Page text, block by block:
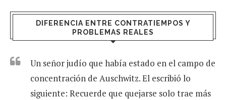
DIFERENCIA ENTRE CONTRATIEMPOS Y
PROBLEMAS REALES
Un señor judío que había estado en el campo de
concentración de Auschwitz. El escribió lo
siguiente: Recuerde que quejarse solo trae más